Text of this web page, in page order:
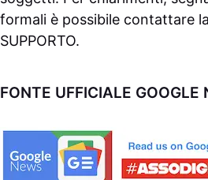
formali è possibile contattare la
SUPPORTO.
FONTE UFFICIALE GOOGLE